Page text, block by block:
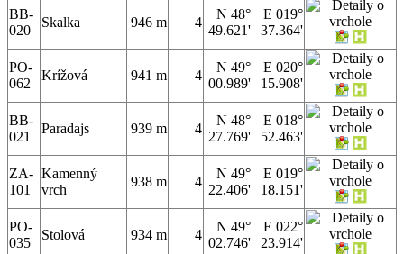
BB-
020
Skalka 946 m 4
N 48°
49.621'
E 019°
37.364'
PO-
062
Krížová 941 m 4
N 49°
00.989'
E 020°
15.908'
BB-
021
Paradajs 939 m 4
N 48°
27.769'
E 018°
52.463'
ZA-
101
Kamenný
vrch
938 m 4
N 49°
22.406'
E 019°
18.151'
PO-
035
Stolová 934 m 4
N 49°
02.746'
E 022°
23.914'